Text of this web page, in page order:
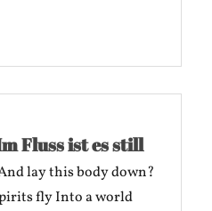
Fluss ist es still
lay this body down?
fly Into a world